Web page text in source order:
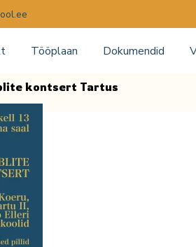
Tööplaan Dokumendid
kontsert Tartus